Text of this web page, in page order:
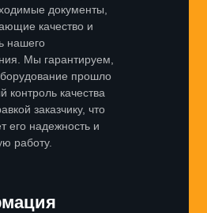
документы,
качество и
нашего
Мы гарантируем,
прошло
контроль качества
заказчику, что
его надежность и
работу.